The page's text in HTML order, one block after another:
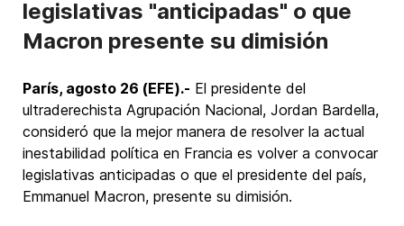
legislativas "anticipadas" o que
Macron presente su dimisión
París, agosto 26 (EFE).- El presidente del
ultraderechista Agrupación Nacional, Jordan Bardella,
consideró que la mejor manera de resolver la actual
inestabilidad política en Francia es volver a convocar
legislativas anticipadas o que el presidente del país,
Emmanuel Macron, presente su dimisión.